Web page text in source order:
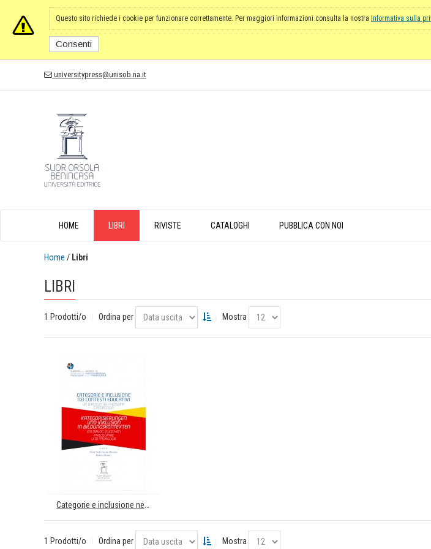
Questo sito richiede i cookie per funzionare correttamente. Per maggiori informazioni consulta la nostra Informativa sulla
Consenti
universitypress@unisob.na.it
HOME LIBRI RIVISTE CATALOGHI PUBBLICA CON NOI
Home / Libri
LIBRI
1 Prodotti/o Ordina per Mostra
1 Prodotti/o Ordina per Mostra